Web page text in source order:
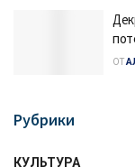
ОТ
Рубрики
КУЛЬТУРА